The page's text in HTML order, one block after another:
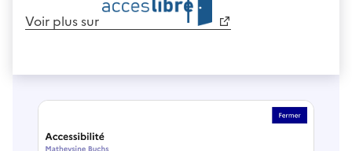
Voir plus sur